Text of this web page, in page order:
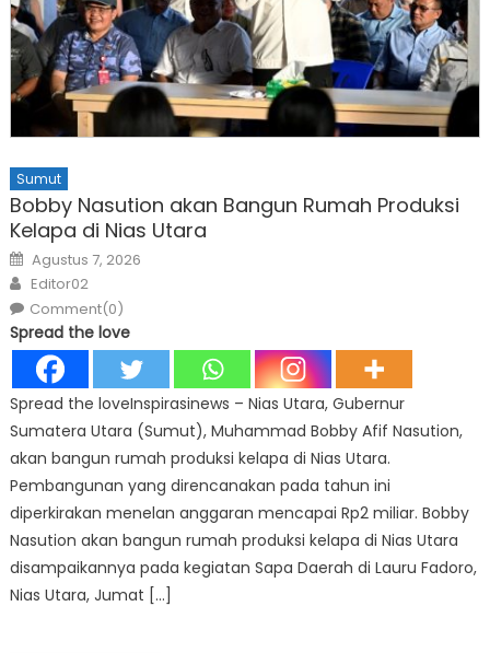
Sumut
Bobby Nasution akan Bangun Rumah Produksi
Kelapa di Nias Utara
Posted
on
Agustus 7, 2026
Author
Editor02
Comment(0)
Spread the love
Spread the loveInspirasinews – Nias Utara, Gubernur
Sumatera Utara (Sumut), Muhammad Bobby Afif Nasution,
akan bangun rumah produksi kelapa di Nias Utara.
Pembangunan yang direncanakan pada tahun ini
diperkirakan menelan anggaran mencapai Rp2 miliar. Bobby
Nasution akan bangun rumah produksi kelapa di Nias Utara
disampaikannya pada kegiatan Sapa Daerah di Lauru Fadoro,
Nias Utara, Jumat […]